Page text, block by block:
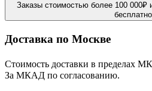
Заказы стоимостью более 100 000₽
Доставка по Москве
Стоимость доставки в пределах
За МКАД по согласованию.